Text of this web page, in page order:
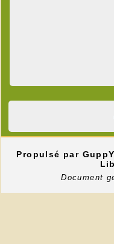
Propulsé par
Document